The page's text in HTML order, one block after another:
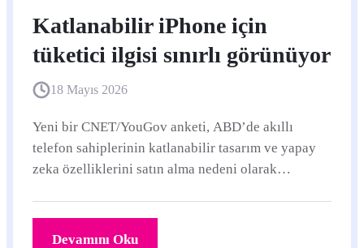
Katlanabilir iPhone için
tüketici ilgisi sınırlı görünüyor
18 Mayıs 2026
Yeni bir CNET/YouGov anketi, ABD’de akıllı
telefon sahiplerinin katlanabilir tasarım ve yapay
zeka özelliklerini satın alma nedeni olarak
depolama gibi temel beklentilerin hâlâ belirleyici
Devamını Oku